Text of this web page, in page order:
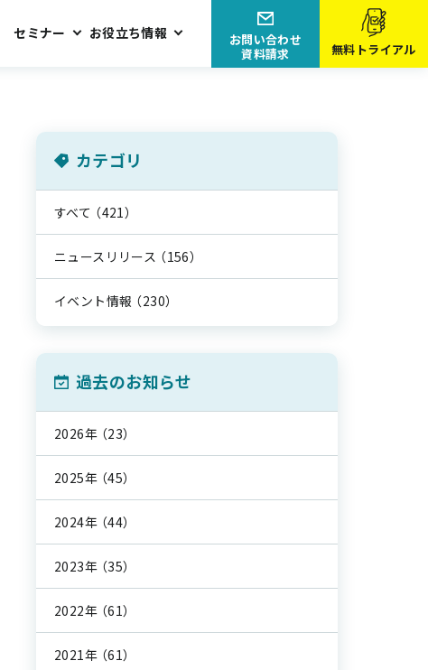
セミナー お役立ち情報
無料トライアル
お問い合わせ
資料請求
カテゴリ
すべて （421）
ニュースリリース （156）
イベント情報 （230）
過去のお知らせ
2026年 （23）
2025年 （45）
2024年 （44）
2023年 （35）
2022年 （61）
2021年 （61）